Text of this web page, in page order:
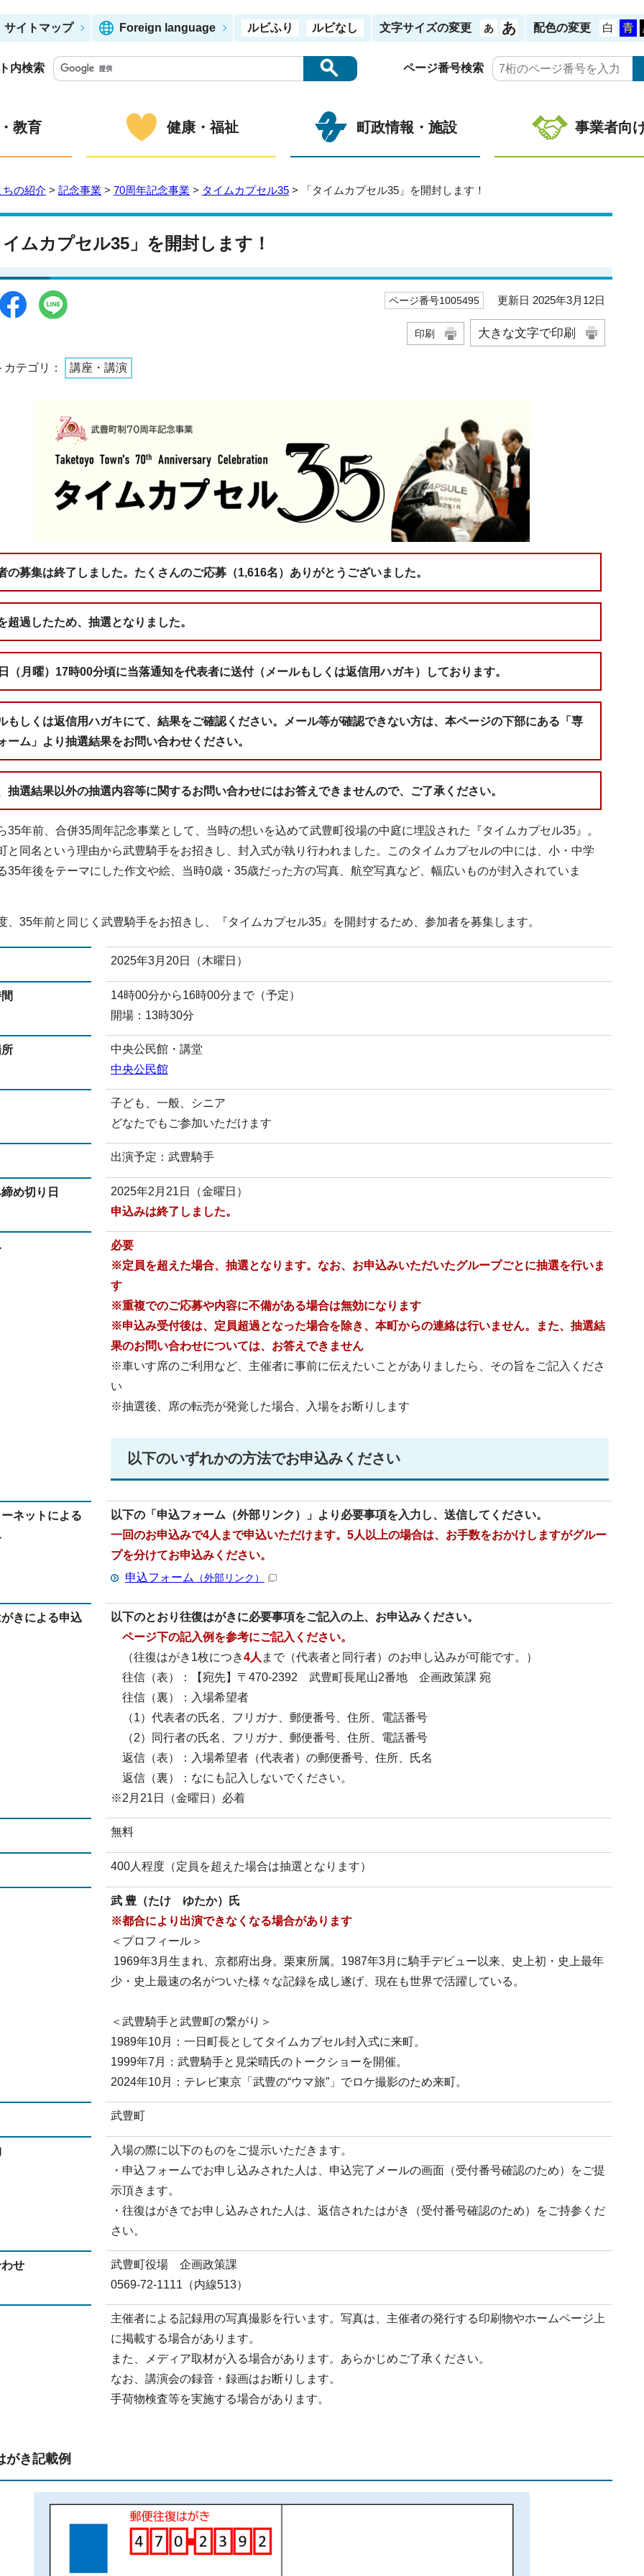
サイトマップ Foreign language ルビふり ルビなし 文字サイズの変更 配色の変更
内検索 ページ番号検索
教育 健康・福祉 町政情報・施設 事業者向
ちの紹介 > 記念事業 > 70周年記念事業 > タイムカプセル35 > 「タイムカプセル35」を開封します！
イムカプセル35」を開封します！
ページ番号1005495 更新日 2025年3月12日
印刷 大きな文字で印刷
カテゴリ： 講座・講演
の募集は終了しました。たくさんのご応募（1,616名）ありがとうございました。
超過したため、抽選となりました。
（月曜）17時00分頃に当落通知を代表者に送付（メールもしくは返信用ハガキ）しております。
もしくは返信用ハガキにて、結果をご確認ください。メール等が確認できない方は、本ページの下部にある「専
ーム」より抽選結果をお問い合わせください。
抽選結果以外の抽選内容等に関するお問い合わせにはお答えできませんので、ご了承ください。
年前、合併35周年記念事業として、当時の想いを込めて武豊町役場の中庭に埋設された『タイムカプセル35』。
と同名という理由から武豊騎手をお招きし、封入式が執り行われました。このタイムカプセルの中には、小・中学
35年後をテーマにした作文や絵、当時0歳・35歳だった方の写真、航空写真など、幅広いものが封入されていま
35年前と同じく武豊騎手をお招きし、『タイムカプセル35』を開封するため、参加者を募集します。
2025年3月20日（木曜日）
14時00分から16時00分まで（予定）
開場：13時30分
中央公民館・講堂
中央公民館
子ども、一般、シニア
どなたでもご参加いただけます
出演予定：武豊騎手
め切り日
2025年2月21日（金曜日）
申込みは終了しました。
必要
※定員を超えた場合、抽選となります。なお、お申込みいただいたグループごとに抽選を行いま
す
※重複でのご応募や内容に不備がある場合は無効になります
※申込み受付後は、定員超過となった場合を除き、本町からの連絡は行いません。また、抽選結
果のお問い合わせについては、お答えできません
※車いす席のご利用など、主催者に事前に伝えたいことがありましたら、その旨をご記入くださ
い
※抽選後、席の転売が発覚した場合、入場をお断りします
以下のいずれかの方法でお申込みください
ネットによる
以下の「申込フォーム（外部リンク）」より必要事項を入力し、送信してください。
一回のお申込みで4人まで申込いただけます。5人以上の場合は、お手数をおかけしますがグルー
プを分けてお申込みください。
申込フォーム
（外部リンク）
きによる申込
以下のとおり往復はがきに必要事項をご記入の上、お申込みください。
ページ下の記入例を参考にご記入ください。
（往復はがき1枚につき4人 まで（代表者と同行者）のお申し込みが可能です。）
往信（表）：【宛先】〒470-2392 武豊町長尾山2番地 企画政策課 宛
往信（裏）：入場希望者
（1）代表者の氏名、フリガナ、郵便番号、住所、電話番号
（2）同行者の氏名、フリガナ、郵便番号、住所、電話番号
返信（表）：入場希望者（代表者）の郵便番号、住所、氏名
返信（裏）：なにも記入しないでください。
※2月21日（金曜日）必着
無料
400人程度（定員を超えた場合は抽選となります）
武 豊（たけ ゆたか）氏
※都合により出演できなくなる場合があります
＜プロフィール＞
1969年3月生まれ、京都府出身。栗東所属。1987年3月に騎手デビュー以来、史上初・史上最年
少・史上最速の名がついた様々な記録を成し遂げ、現在も世界で活躍している。
＜武豊騎手と武豊町の繋がり＞
1989年10月：一日町長としてタイムカプセル封入式に来町。
1999年7月：武豊騎手と見栄晴氏のトークショーを開催。
2024年10月：テレビ東京「武豊の“ウマ旅”」でロケ撮影のため来町。
武豊町
入場の際に以下のものをご提示いただきます。
・申込フォームでお申し込みされた人は、申込完了メールの画面（受付番号確認のため）をご提
示頂きます。
・往復はがきでお申し込みされた人は、返信されたはがき（受付番号確認のため）をご持参くだ
さい。
せ
武豊町役場 企画政策課
0569-72-1111（内線513）
主催者による記録用の写真撮影を行います。写真は、主催者の発行する印刷物やホームページ上
に掲載する場合があります。
また、メディア取材が入る場合があります。あらかじめご了承ください。
なお、講演会の録音・録画はお断りします。
手荷物検査等を実施する場合があります。
がき記載例